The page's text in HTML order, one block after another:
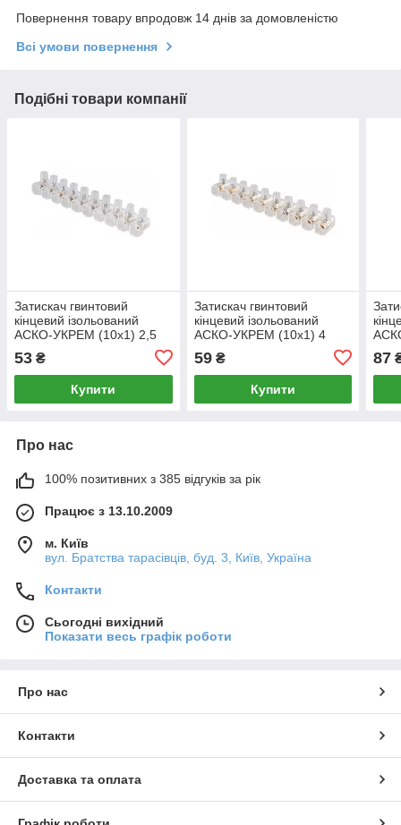
Повернення товару впродовж 14 днів за домовленістю
Всі умови повернення
Подібні товари компанії
Затискач гвинтовий
кінцевий ізольований
АСКО-УКРЕМ (10x1) 2,5
53 ₴
Купити
Затискач гвинтовий
кінцевий ізольований
АСКО-УКРЕМ (10x1) 4
59₴
Купити
87
Про нас
100% позитивних з 385 відгуків за рік
Працює з 13.10.2009
м. Київ
вул. Братства тарасівців, буд. 3, Київ, Україна
Контакти
Сьогодні вихідний
Показати весь графік роботи
Про нас
Контакти
Доставка та оплата